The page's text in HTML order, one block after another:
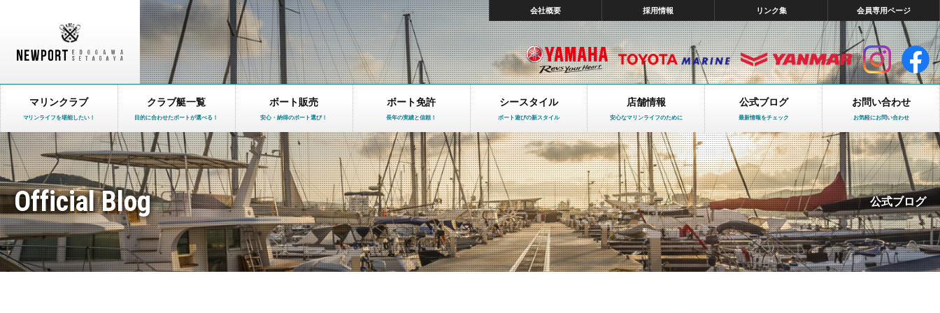
会社概要 採用情報 リンク集 会員専用ページ
マリンクラブ
マリンライフを堪能したい！
クラブ艇一覧
目的に合わせたボートが選べる！
ボート販売
安心・納得のボート選び！
ボート免許
長年の実績と信頼！
シースタイル
ボート遊びの新スタイル
店舗情報
安心なマリンライフのために
公式ブログ
最新情報をチェック
お問い合わせ
お気軽にお問い合わせ
Official Blog 公式ブログ